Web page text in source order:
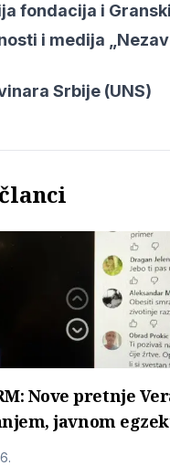
fondacija i
i medija
Srbije (UNS)
Nove pretnje
javnom